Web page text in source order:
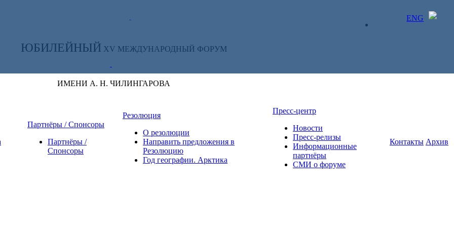
ENG
ЛИЧНЫЙ КАБИНЕТ
ЮБИЛЕЙНЫЙ XV МЕЖДУНАРОДНЫЙ ФОРУМ
ИМЕНИ А. Н. ЧИЛИНГАРОВА
Партнёры / Спонсоры
Партнёры /
Спонсоры
Резолюция
О резолюции
Направить предложения в
Резолюцию
Год географии. Арктика
Пресс-центр
Новости
Пресс-релизы
Информационные
партнёры
СМИ о форуме
Контакты Архив